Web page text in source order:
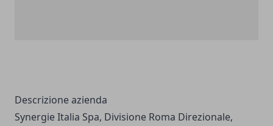
Descrizione azienda
Synergie Italia Spa, Divisione Roma Direzionale,